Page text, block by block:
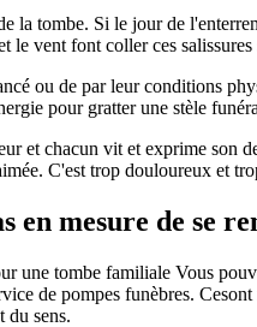
la tombe. Si le jour de
le vent font coller ces
ou de par leur conditions
pour gratter une stèle
et chacun vit et exprime son
C'est trop douloureux et
en mesure de se
une tombe familiale Vous
de pompes funèbres.
du sens.